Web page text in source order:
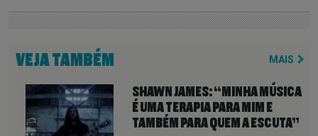
VEJA TAMBÉM MAIS
SHAWN JAMES: “MINHA MÚSICA
É UMA TERAPIA PARA MIM E
TAMBÉM PARA QUEM A ESCUTA”